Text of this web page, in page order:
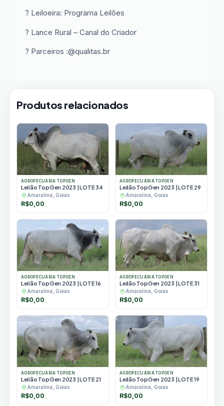
? Leiloeira: Programa Leilões
? Lance Rural – Canal do Criador
? Parceiros :@qualitas.br
Produtos relacionados
AGROPECUÁRIA TOPGEN
Leilão TopGen 2023 | LOTE 34
Amaralina, Goiás
R$0,00
AGROPECUÁRIA TOPGEN
Leilão TopGen 2023 | LOTE 29
Amaralina, Goiás
R$0,00
AGROPECUÁRIA TOPGEN
Leilão TopGen 2023 | LOTE 16
Amaralina, Goiás
R$0,00
AGROPECUÁRIA TOPGEN
Leilão TopGen 2023 | LOTE 31
Amaralina, Goiás
R$0,00
AGROPECUÁRIA TOPGEN
Leilão TopGen 2023 | LOTE 21
Amaralina, Goiás
R$0,00
AGROPECUÁRIA TOPGEN
Leilão TopGen 2023 | LOTE 19
Amaralina, Goiás
R$0,00